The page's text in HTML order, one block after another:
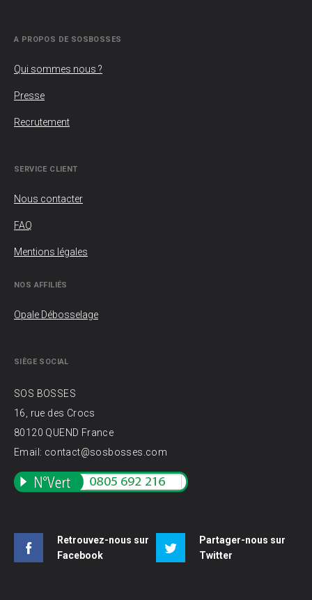
A PROPOS DE SOSBOSSES
Qui sommes nous ?
Presse
Recrutement
SERVICE CLIENT
Nous contacter
FAQ
Mentions légales
NOS AFFILIÉS
Opale Débosselage
SIÈGE SOCIAL
SOS BOSSES
16, rue des Crocs
80120 QUEND France
Email: contact@sosbosses.com
Retrouvez-nous sur
Facebook
Partager-nous sur
Twitter